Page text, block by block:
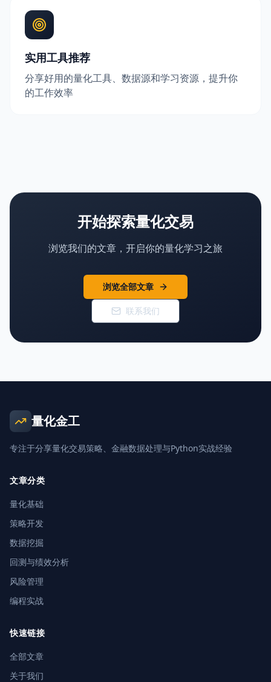
实用工具推荐
分享好用的量化工具、数据源和学习资源，提升你
的工作效率
开始探索量化交易
浏览我们的文章，开启你的量化学习之旅
浏览全部文章
联系我们
量化金工
专注于分享量化交易策略、金融数据处理与Python实战经验
文章分类
量化基础
策略开发
数据挖掘
回测与绩效分析
风险管理
编程实战
快速链接
全部文章
关于我们